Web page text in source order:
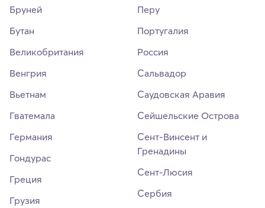
Бруней
Бутан
Великобритания
Венгрия
Вьетнам
Гватемала
Германия
Гондурас
Греция
Грузия
Перу
Португалия
Россия
Сальвадор
Саудовская Аравия
Сейшельские Острова
Сент-Винсент и
Гренадины
Сент-Люсия
Сербия